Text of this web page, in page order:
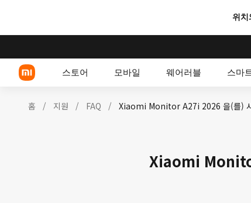
위치
스토어 모바일 웨어러블 스마
홈 / 지원 / FAQ / Xiaomi Monitor A27i 2026 을(를) 사
Xiaomi